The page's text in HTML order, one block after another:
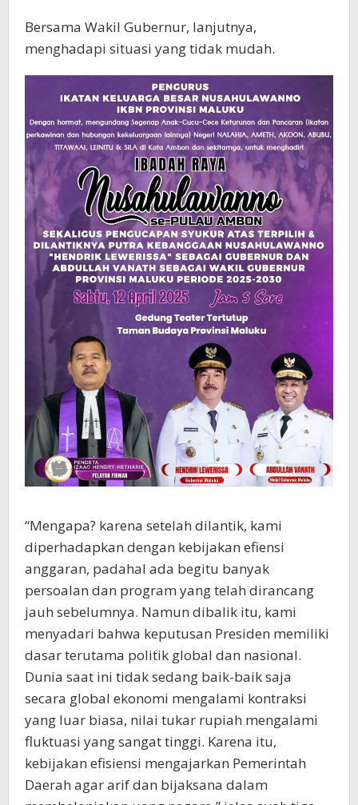
Bersama Wakil Gubernur, lanjutnya,
menghadapi situasi yang tidak mudah.
“Mengapa? karena setelah dilantik, kami
diperhadapkan dengan kebijakan efiensi
anggaran, padahal ada begitu banyak
persoalan dan program yang telah dirancang
jauh sebelumnya. Namun dibalik itu, kami
menyadari bahwa keputusan Presiden memiliki
dasar terutama politik global dan nasional.
Dunia saat ini tidak sedang baik-baik saja
secara global ekonomi mengalami kontraksi
yang luar biasa, nilai tukar rupiah mengalami
fluktuasi yang sangat tinggi. Karena itu,
kebijakan efisiensi mengajarkan Pemerintah
Daerah agar arif dan bijaksana dalam